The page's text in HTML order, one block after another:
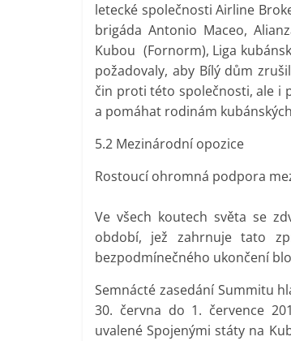
letecké společnosti Airline
brigáda Antonio Maceo,
Kubou (Fornorm), Liga
požadovaly, aby Bílý dům
čin proti této společnosti, ale i
a pomáhat rodinám
5.2 Mezinárodní opozice
Rostoucí ohromná podpora
Ve všech koutech světa se
období, jež zahrnuje tato
bezpodmínečného ukončení
Semnácté zasedání Summitu
30. června do 1. července
uvalené Spojenými státy na